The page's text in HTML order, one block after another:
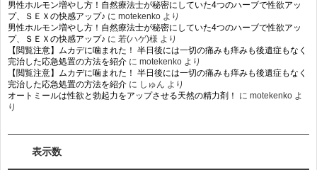
男性ホルモン増やし方！自然療法士が秘密にしていた4つのハーブで性欲アッ
プ、ＳＥＸの快感アップ♪ に motekenko より
男性ホルモン増やし方！自然療法士が秘密にしていた4つのハーブで性欲アッ
プ、ＳＥＸの快感アップ♪ に 若(ハゲ)様 より
【閲覧注意】ムカデに噛まれた！ 半日後には一切の痛みも痒みも後遺症もなく
完治した応急処置の方法を紹介 に motekenko より
【閲覧注意】ムカデに噛まれた！ 半日後には一切の痛みも痒みも後遺症もなく
完治した応急処置の方法を紹介 に しゅん より
オートミールは性欲と勃起力をアップさせる天然の精力剤！
に motekenko よ
り
表示数